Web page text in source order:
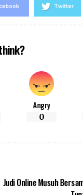
Twitter
Angry
0
Judi Online Musuh